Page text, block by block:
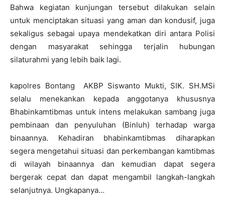
Bahwa kegiatan kunjungan tersebut dilakukan selain
untuk menciptakan situasi yang aman dan kondusif, juga
sekaligus sebagai upaya mendekatkan diri antara Polisi
dengan masyarakat sehingga terjalin hubungan
silaturahmi yang lebih baik lagi.
kapolres Bontang AKBP Siswanto Mukti, SIK. SH.MSi
selalu menekankan kepada anggotanya khususnya
Bhabinkamtibmas untuk intens melakukan sambang juga
pembinaan dan penyuluhan (Binluh) terhadap warga
binaannya. Kehadiran bhabinkamtibmas diharapkan
segera mengetahui situasi dan perkembangan kamtibmas
di wilayah binaannya dan kemudian dapat segera
bergerak cepat dan dapat mengambil langkah-langkah
selanjutnya. Ungkapanya…